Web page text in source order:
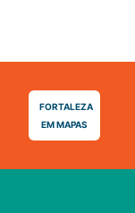
FORTALEZA
EM MAPAS